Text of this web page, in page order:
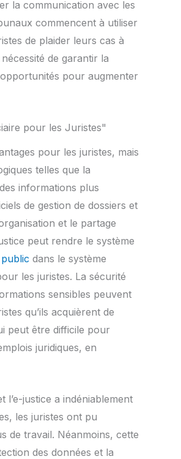
la communication avec les
commencent à utiliser
de plaider leurs cas à
de garantir la
pour augmenter
pour les Juristes"
pour les juristes, mais
telles que la
informations plus
de gestion de dossiers et
et le partage
peut rendre le système
public dans le système
les juristes. La sécurité
sensibles peuvent
qu’ils acquièrent de
peut être difficile pour
juridiques, en
l’e-justice a indéniablement
les juristes ont pu
de travail. Néanmoins, cette
des données et la